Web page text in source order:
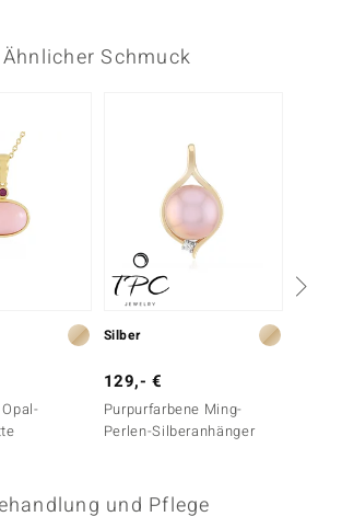
Ähnlicher Schmuck
Silber
129,- €
Purpurfarbene Ming-
Perlen-Silberanhänger
und Pflege